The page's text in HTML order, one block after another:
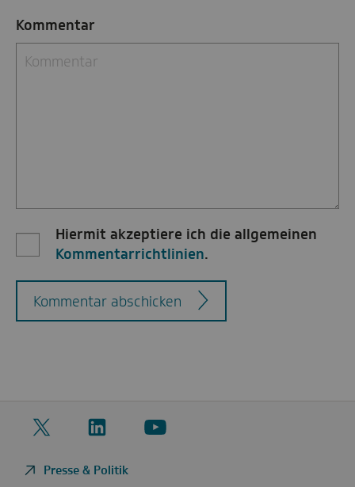
Kommentar
Hiermit akzeptiere ich die allgemeinen
Kommentarrichtlinien.
Kommentar abschicken
Twitter
LinkedIn
YouTube
Presse & Politik